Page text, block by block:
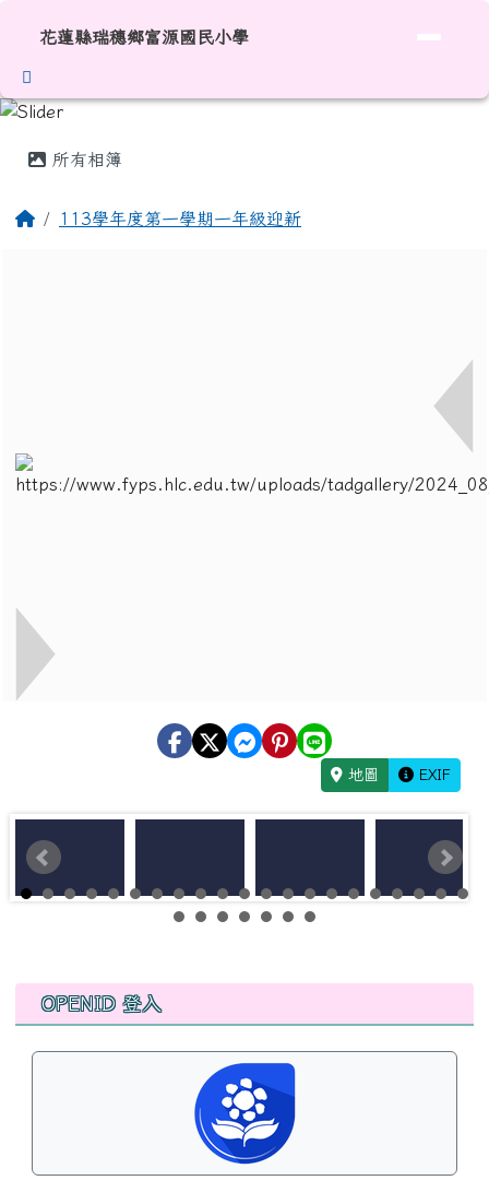
花蓮縣瑞穗鄉富源國民小學
所有相簿
回首頁113學年度第一學期一年級迎新
地圖 EXIF
左邊區域內容
OPENID 登入